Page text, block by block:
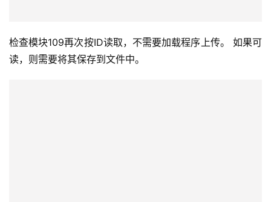
检查模块109再次按ID读取，不需要加载程序上传。 如果可
读，则需要将其保存到文件中。